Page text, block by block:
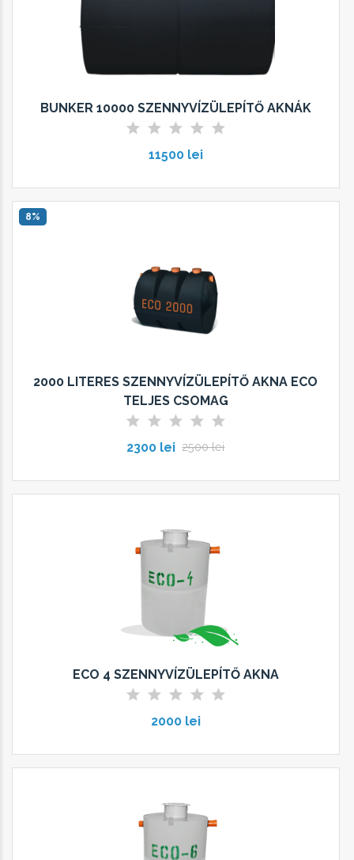
BUNKER 10000 SZENNYVÍZÜLEPÍTŐ AKNÁK
11500 lei
8%
2000 LITERES SZENNYVÍZÜLEPÍTŐ AKNA ECO
TELJES CSOMAG
2500 lei
2300 lei
ECO 4 SZENNYVÍZÜLEPÍTŐ AKNA
2000 lei